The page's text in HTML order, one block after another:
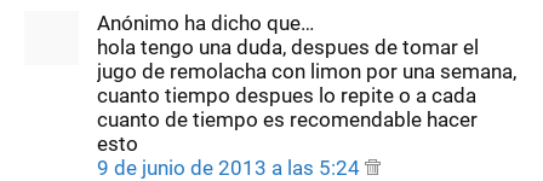
Anónimo ha dicho que…
hola tengo una duda, despues de tomar el
jugo de remolacha con limon por una semana,
cuanto tiempo despues lo repite o a cada
cuanto de tiempo es recomendable hacer
esto
9 de junio de 2013 a las 5:24